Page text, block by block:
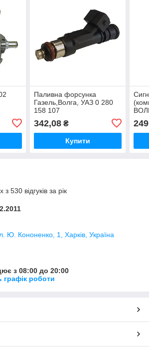
Паливна форсунка
Газель,Волга, УАЗ 0 280
158 107
342,08₴
Купити
530 відгуків за рік
Ю. Кононенко, 1, Харків, Україна
з 08:00 до 20:00
графік роботи